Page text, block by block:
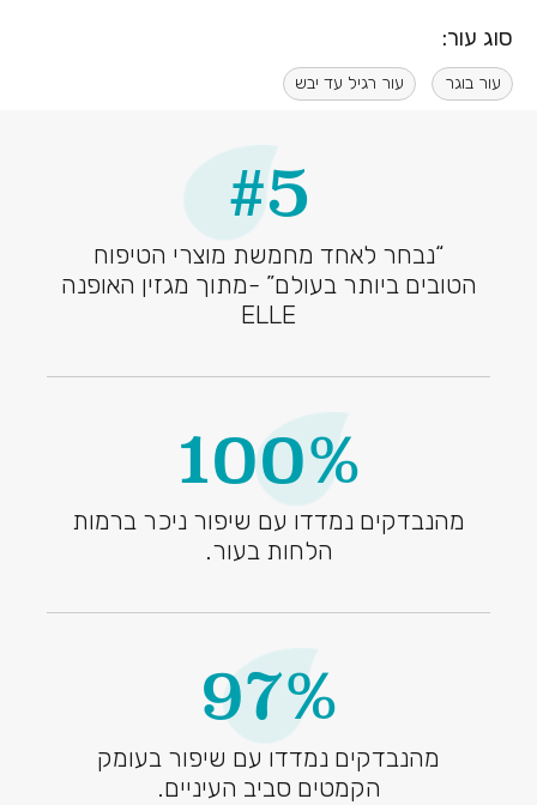
סוג עור:
עור בוגר עור רגיל עד יבש
#5
“נבחר לאחד מחמשת מוצרי הטיפוח
הטובים ביותר בעולם” -מתוך מגזין האופנה
ELLE
100%
מהנבדקים נמדדו עם שיפור ניכר ברמות
הלחות בעור.
97%
מהנבדקים נמדדו עם שיפור בעומק
הקמטים סביב העיניים.